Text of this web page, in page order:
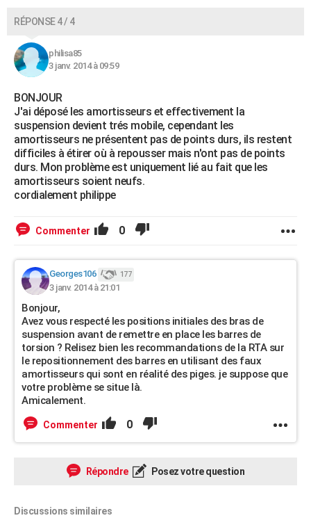
RÉPONSE 4 / 4
philisa85
3 janv. 2014 à 09:59
BONJOUR
J'ai déposé les amortisseurs et effectivement la
suspension devient trés mobile, cependant les
amortisseurs ne présentent pas de points durs, ils restent
difficiles à étirer où à repousser mais n'ont pas de points
durs. Mon problème est uniquement lié au fait que les
amortisseurs soient neufs.
cordialement philippe
Commenter 0
Georges106 177
3 janv. 2014 à 21:01
Bonjour,
Avez vous respecté les positions initiales des bras de
suspension avant de remettre en place les barres de
torsion ? Relisez bien les recommandations de la RTA sur
le repositionnement des barres en utilisant des faux
amortisseurs qui sont en réalité des piges. je suppose que
votre problème se situe là.
Amicalement.
Commenter 0
Répondre Posez votre question
Discussions similaires